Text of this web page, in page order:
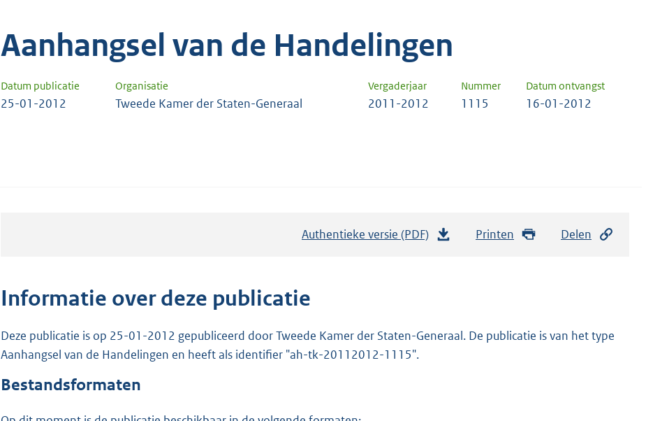
Aanhangsel van de Handelingen
Datum publicatie Organisatie Vergaderjaar Nummer Datum ontvangst
25-01-2012 Tweede Kamer der Staten-Generaal 2011-2012 1115 16-01-2012
Authentieke versie (PDF) Printen Delen
Informatie over deze publicatie
Deze publicatie is op 25-01-2012 gepubliceerd door Tweede Kamer der Staten-Generaal. De publicatie is van het type
Aanhangsel van de Handelingen en heeft als identifier "ah-tk-20112012-1115".
Bestandsformaten